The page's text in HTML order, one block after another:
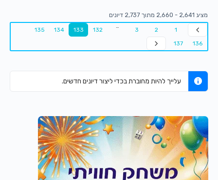
1
2
3
132
133
134
135
137
עלייך להיות מחוברת בכדי ליצור דיונים חדשים.